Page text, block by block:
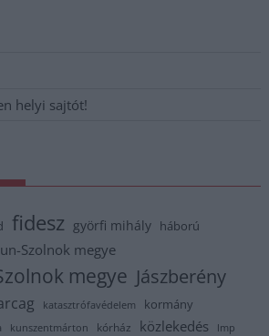
helyi sajtót!
fidesz györfi mihály háború
Szolnok megye
megye Jászberény
katasztrófavédelem kormány
kunszentmárton kórház közlekedés lmp